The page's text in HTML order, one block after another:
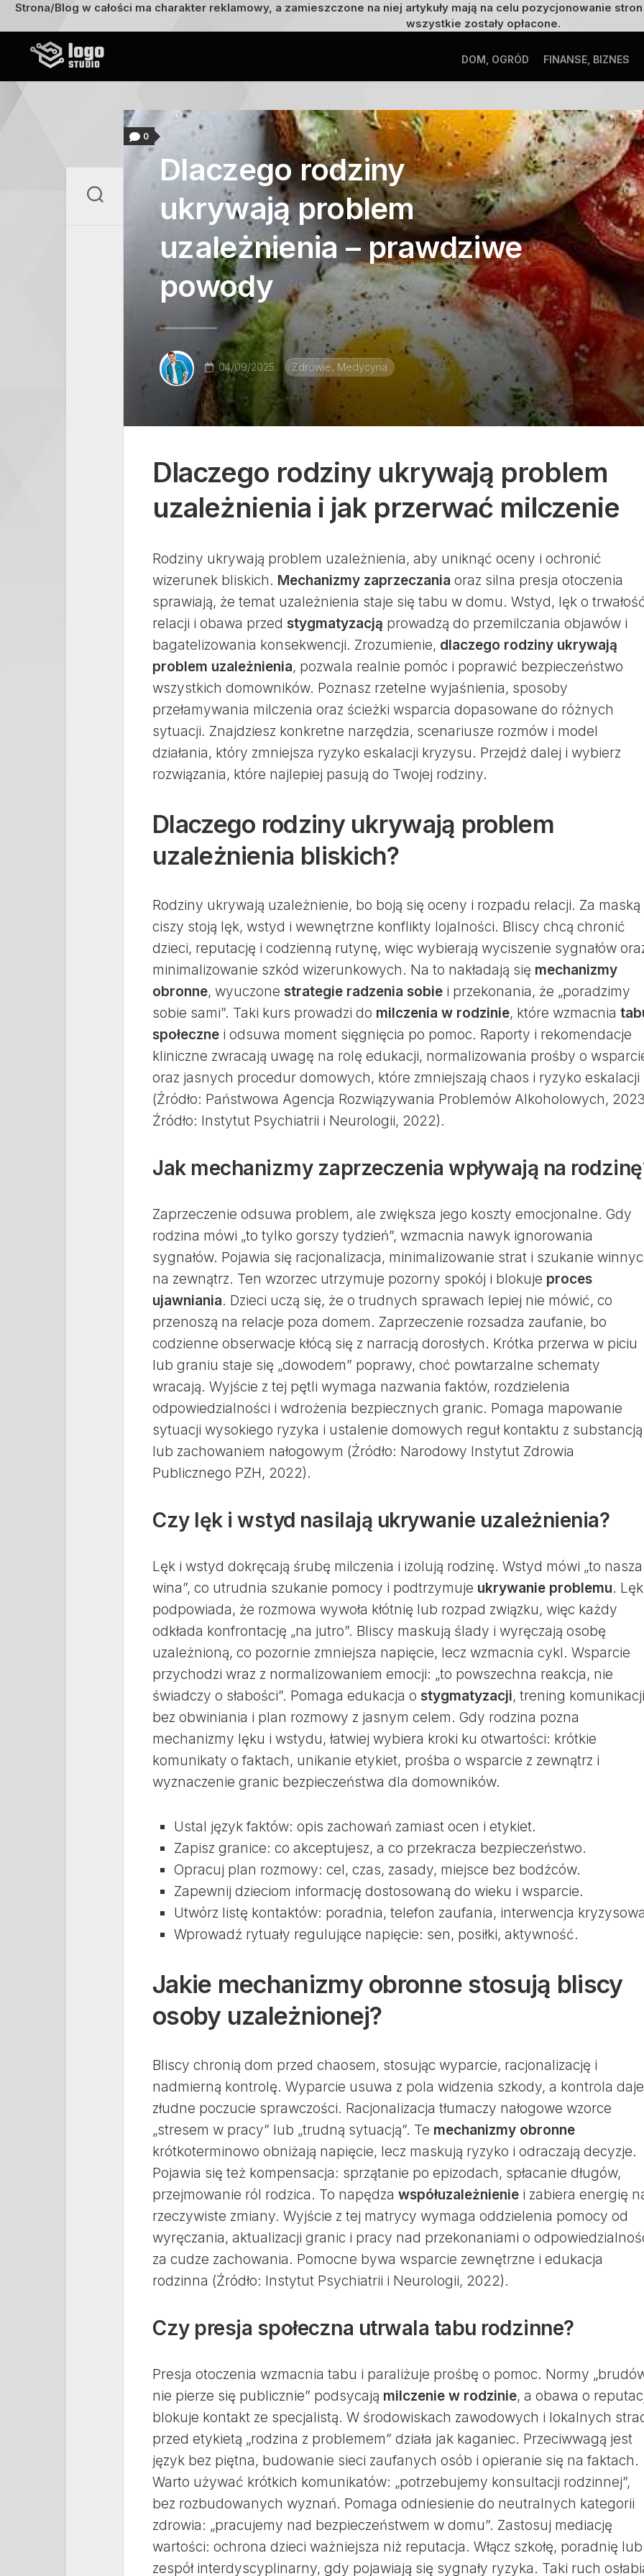
Strona/Blog w całości ma charakter reklamowy, a zamieszczone na niej artykuły mają na celu pozycjonowanie
wszystkie zostały opłacone.
DOM, OGRÓD FINANSE, BIZNES
0
Dlaczego rodziny
ukrywają problem
uzależnienia – prawdziwe
powody
04/09/2025 Zdrowie, Medycyna
Dlaczego rodziny ukrywają problem
uzależnienia i jak przerwać milczenie
Rodziny ukrywają problem uzależnienia, aby uniknąć oceny i ochronić
wizerunek bliskich. Mechanizmy zaprzeczania oraz silna presja otoczenia
sprawiają, że temat uzależnienia staje się tabu w domu. Wstyd, lęk o
relacji i obawa przed stygmatyzacją prowadzą do przemilczania objawów i
bagatelizowania konsekwencji. Zrozumienie, dlaczego rodziny ukrywają
problem uzależnienia, pozwala realnie pomóc i poprawić bezpieczeństwo
wszystkich domowników. Poznasz rzetelne wyjaśnienia, sposoby
przełamywania milczenia oraz ścieżki wsparcia dopasowane do różnych
sytuacji. Znajdziesz konkretne narzędzia, scenariusze rozmów i model
działania, który zmniejsza ryzyko eskalacji kryzysu. Przejdź dalej i wybierz
rozwiązania, które najlepiej pasują do Twojej rodziny.
Dlaczego rodziny ukrywają problem
uzależnienia bliskich?
Rodziny ukrywają uzależnienie, bo boją się oceny i rozpadu relacji. Za maską
ciszy stoją lęk, wstyd i wewnętrzne konflikty lojalności. Bliscy chcą chronić
dzieci, reputację i codzienną rutynę, więc wybierają wyciszenie sygnałów
minimalizowanie szkód wizerunkowych. Na to nakładają się mechanizmy
obronne, wyuczone strategie radzenia sobie i przekonania, że „poradzimy
sobie sami”. Taki kurs prowadzi do milczenia w rodzinie, które wzmacnia
społeczne i odsuwa moment sięgnięcia po pomoc. Raporty i rekomendacje
kliniczne zwracają uwagę na rolę edukacji, normalizowania prośby o
oraz jasnych procedur domowych, które zmniejszają chaos i ryzyko eskalacji
(Źródło: Państwowa Agencja Rozwiązywania Problemów Alkoholowych,
Źródło: Instytut Psychiatrii i Neurologii, 2022).
Jak mechanizmy zaprzeczenia wpływają na
Zaprzeczenie odsuwa problem, ale zwiększa jego koszty emocjonalne. Gdy
rodzina mówi „to tylko gorszy tydzień”, wzmacnia nawyk ignorowania
sygnałów. Pojawia się racjonalizacja, minimalizowanie strat i szukanie
na zewnątrz. Ten wzorzec utrzymuje pozorny spokój i blokuje proces
ujawniania. Dzieci uczą się, że o trudnych sprawach lepiej nie mówić, co
przenoszą na relacje poza domem. Zaprzeczenie rozsadza zaufanie, bo
codzienne obserwacje kłócą się z narracją dorosłych. Krótka przerwa w piciu
lub graniu staje się „dowodem” poprawy, choć powtarzalne schematy
wracają. Wyjście z tej pętli wymaga nazwania faktów, rozdzielenia
odpowiedzialności i wdrożenia bezpiecznych granic. Pomaga mapowanie
sytuacji wysokiego ryzyka i ustalenie domowych reguł kontaktu z substancją
lub zachowaniem nałogowym (Źródło: Narodowy Instytut Zdrowia
Publicznego PZH, 2022).
Czy lęk i wstyd nasilają ukrywanie uzależnienia?
Lęk i wstyd dokręcają śrubę milczenia i izolują rodzinę. Wstyd mówi „to nasza
wina”, co utrudnia szukanie pomocy i podtrzymuje ukrywanie problemu. Lęk
podpowiada, że rozmowa wywoła kłótnię lub rozpad związku, więc każdy
odkłada konfrontację „na jutro”. Bliscy maskują ślady i wyręczają osobę
uzależnioną, co pozornie zmniejsza napięcie, lecz wzmacnia cykl. Wsparcie
przychodzi wraz z normalizowaniem emocji: „to powszechna reakcja, nie
świadczy o słabości”. Pomaga edukacja o stygmatyzacji, trening komunikacji
bez obwiniania i plan rozmowy z jasnym celem. Gdy rodzina pozna
mechanizmy lęku i wstydu, łatwiej wybiera kroki ku otwartości: krótkie
komunikaty o faktach, unikanie etykiet, prośba o wsparcie z zewnątrz i
wyznaczenie granic bezpieczeństwa dla domowników.
Ustal język faktów: opis zachowań zamiast ocen i etykiet.
Zapisz granice: co akceptujesz, a co przekracza bezpieczeństwo.
Opracuj plan rozmowy: cel, czas, zasady, miejsce bez bodźców.
Zapewnij dzieciom informację dostosowaną do wieku i wsparcie.
Utwórz listę kontaktów: poradnia, telefon zaufania, interwencja
Wprowadź rytuały regulujące napięcie: sen, posiłki, aktywność.
Jakie mechanizmy obronne stosują bliscy
osoby uzależnionej?
Bliscy chronią dom przed chaosem, stosując wyparcie, racjonalizację i
nadmierną kontrolę. Wyparcie usuwa z pola widzenia szkody, a kontrola daje
złudne poczucie sprawczości. Racjonalizacja tłumaczy nałogowe wzorce
„stresem w pracy” lub „trudną sytuacją”. Te mechanizmy obronne
krótkoterminowo obniżają napięcie, lecz maskują ryzyko i odraczają decyzje.
Pojawia się też kompensacja: sprzątanie po epizodach, spłacanie długów,
przejmowanie ról rodzica. To napędza współuzależnienie i zabiera energię
rzeczywiste zmiany. Wyjście z tej matrycy wymaga oddzielenia pomocy od
wyręczania, aktualizacji granic i pracy nad przekonaniami o
za cudze zachowania. Pomocne bywa wsparcie zewnętrzne i edukacja
rodzinna (Źródło: Instytut Psychiatrii i Neurologii, 2022).
Czy presja społeczna utrwala tabu rodzinne?
Presja otoczenia wzmacnia tabu i paraliżuje prośbę o pomoc. Normy
nie pierze się publicznie” podsycają milczenie w rodzinie, a obawa o
blokuje kontakt ze specjalistą. W środowiskach zawodowych i lokalnych
przed etykietą „rodzina z problemem” działa jak kaganiec. Przeciwwagą jest
język bez piętna, budowanie sieci zaufanych osób i opieranie się na faktach.
Warto używać krótkich komunikatów: „potrzebujemy konsultacji rodzinnej”,
bez rozbudowanych wyznań. Pomaga odniesienie do neutralnych kategorii
zdrowia: „pracujemy nad bezpieczeństwem w domu”. Zastosuj mediację
wartości: ochrona dzieci ważniejsza niż reputacja. Włącz szkołę, poradnię lub
zespół interdyscyplinarny, gdy pojawiają się sygnały ryzyka. Taki ruch